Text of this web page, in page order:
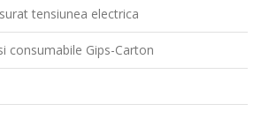
tensiunea electrica
consumabile Gips-Carton